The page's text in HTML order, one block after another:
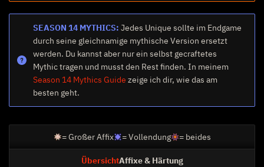
Schwächen
Stählung
SEASON 14 MYTHICS: Jedes Unique sollte im Endgame
durch seine gleichnamige mythische Version ersetzt
werden. Du kannst aber nur ein selbst gecraftetes
Mythic tragen und musst den Rest finden. In meinem
Season 14 Mythics Guide zeige ich dir, wie das am
besten geht.
ÜbersichtAffixe & Härtung
= Großer Affix = Vollendung = beides